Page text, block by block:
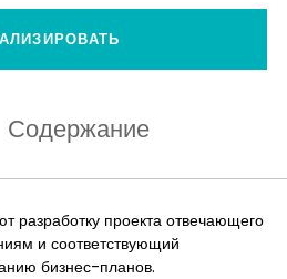
Содержание
разработку проекта отвечающего
и соответствующий
бизнес-планов.